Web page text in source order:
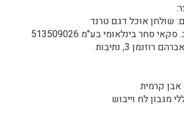
שולחן אוכל דגם טרנד
סחר בינלאומי בע"מ 513509026
רוזנמן 3, נתיבות
קרמית
מגבון לח וייבוש